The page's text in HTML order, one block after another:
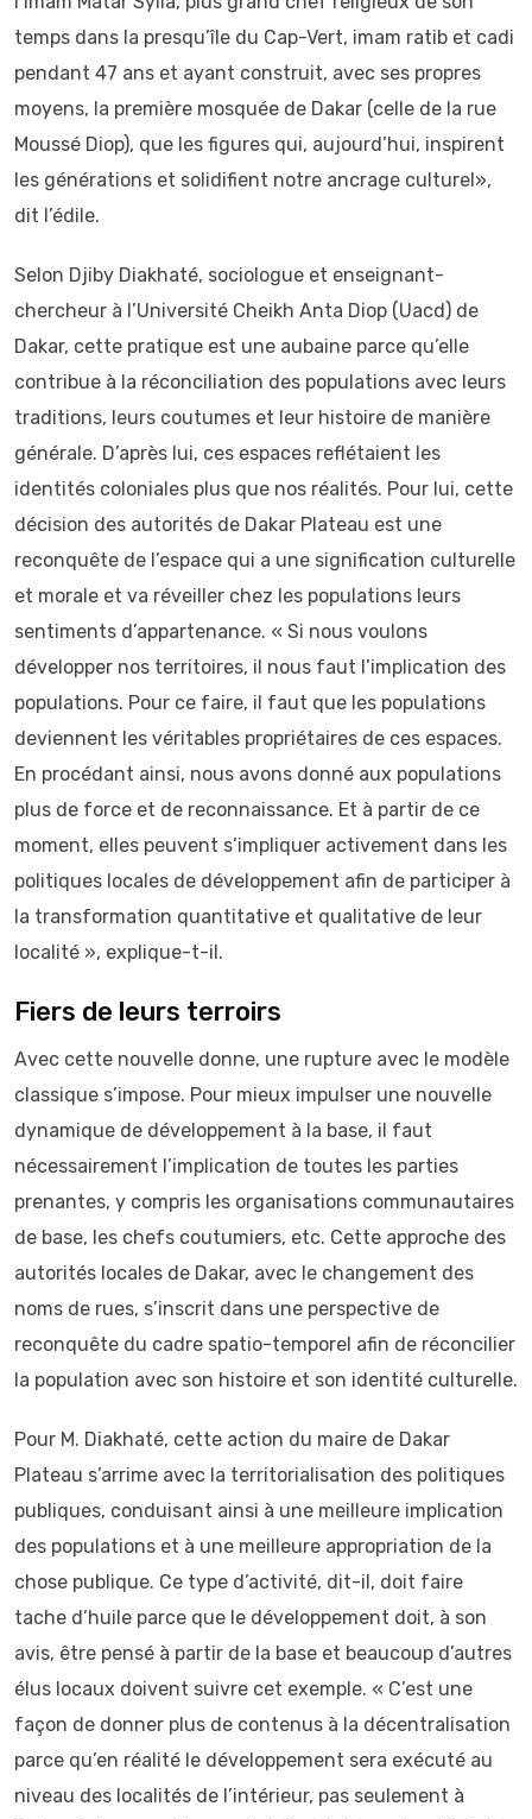
temps dans la presqu’île du Cap-Vert, imam ratib et cadi
pendant 47 ans et ayant construit, avec ses propres
moyens, la première mosquée de Dakar (celle de la rue
Moussé Diop), que les figures qui, aujourd’hui, inspirent
les générations et solidifient notre ancrage culturel»,
dit l’édile.
Selon Djiby Diakhaté, sociologue et enseignant-
chercheur à l’Université Cheikh Anta Diop (Uacd) de
Dakar, cette pratique est une aubaine parce qu’elle
contribue à la réconciliation des populations avec leurs
traditions, leurs coutumes et leur histoire de manière
générale. D’après lui, ces espaces reflétaient les
identités coloniales plus que nos réalités. Pour lui, cette
décision des autorités de Dakar Plateau est une
reconquête de l’espace qui a une signification culturelle
et morale et va réveiller chez les populations leurs
sentiments d’appartenance. « Si nous voulons
développer nos territoires, il nous faut l’implication des
populations. Pour ce faire, il faut que les populations
deviennent les véritables propriétaires de ces espaces.
En procédant ainsi, nous avons donné aux populations
plus de force et de reconnaissance. Et à partir de ce
moment, elles peuvent s’impliquer activement dans les
politiques locales de développement afin de participer à
la transformation quantitative et qualitative de leur
localité », explique-t-il.
Fiers de leurs terroirs
Avec cette nouvelle donne, une rupture avec le modèle
classique s’impose. Pour mieux impulser une nouvelle
dynamique de développement à la base, il faut
nécessairement l’implication de toutes les parties
prenantes, y compris les organisations communautaires
de base, les chefs coutumiers, etc. Cette approche des
autorités locales de Dakar, avec le changement des
noms de rues, s’inscrit dans une perspective de
reconquête du cadre spatio-temporel afin de réconcilier
la population avec son histoire et son identité culturelle.
Pour M. Diakhaté, cette action du maire de Dakar
Plateau s’arrime avec la territorialisation des politiques
publiques, conduisant ainsi à une meilleure implication
des populations et à une meilleure appropriation de la
chose publique. Ce type d’activité, dit-il, doit faire
tache d’huile parce que le développement doit, à son
avis, être pensé à partir de la base et beaucoup d’autres
élus locaux doivent suivre cet exemple. « C’est une
façon de donner plus de contenus à la décentralisation
parce qu’en réalité le développement sera exécuté au
niveau des localités de l’intérieur, pas seulement à